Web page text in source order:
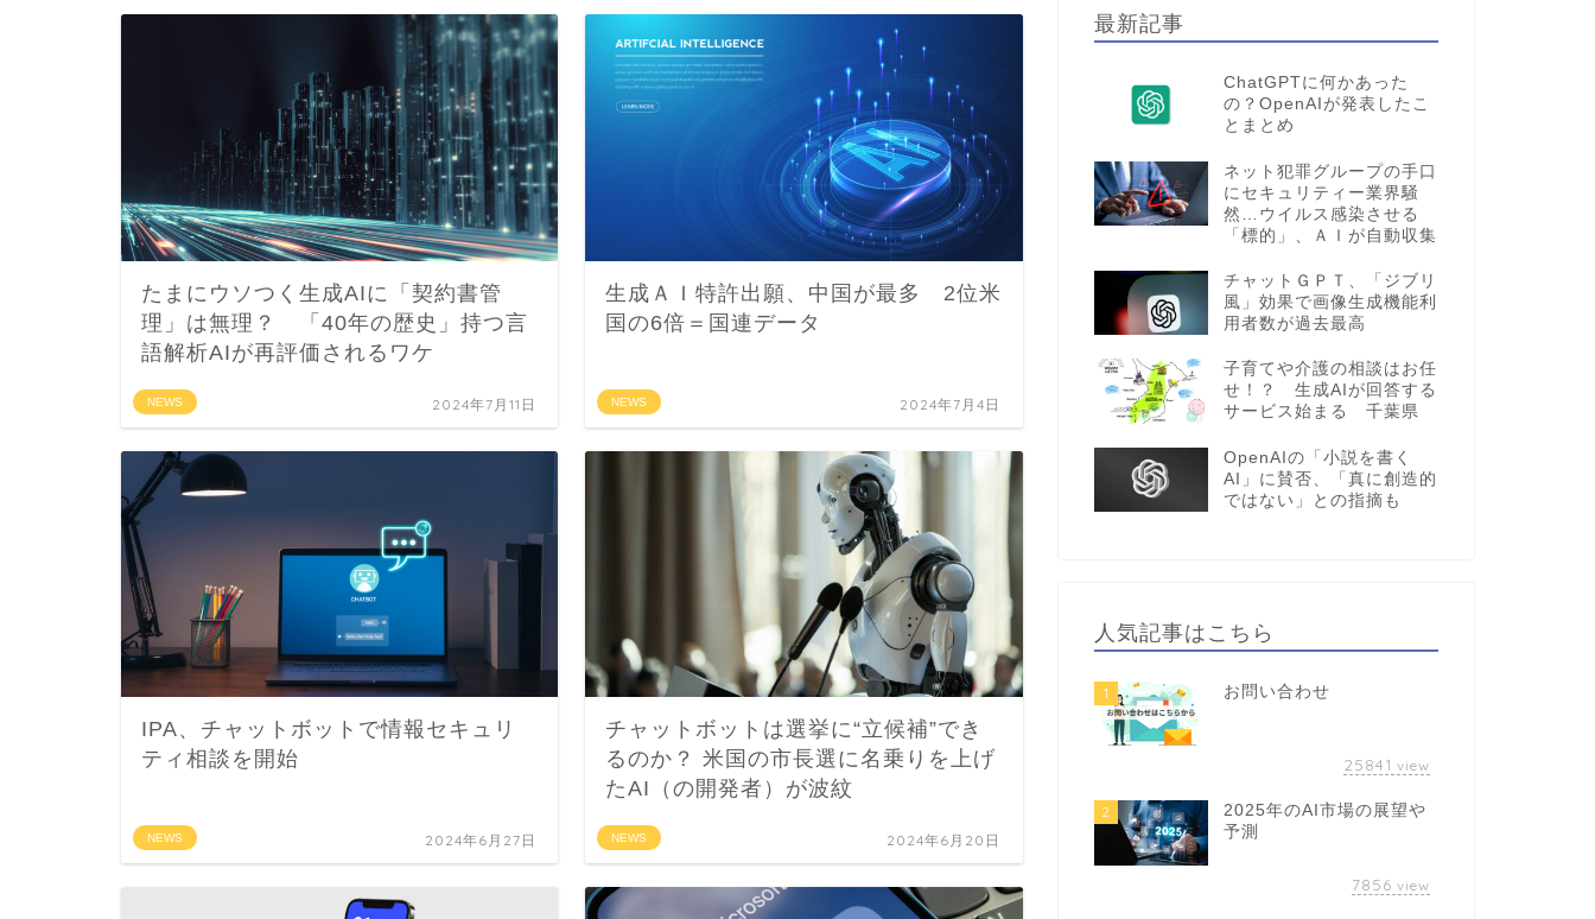
NEWS
たまにウソつく生成AIに「契約書管
理」は無理？ 「40年の歴史」持つ言
語解析AIが再評価されるワケ
2024年7月11日 NEWS
生成ＡＩ特許出願、中国が最多 2位米
国の6倍＝国連データ
2024年7月4日
NEWS
IPA、チャットボットで情報セキュリ
ティ相談を開始
2024年6月27日 NEWS
チャットボットは選挙に“立候補”でき
るのか？ 米国の市長選に名乗りを上げ
たAI（の開発者）が波紋
2024年6月20日
最新記事
ChatGPTに何かあった
の？OpenAIが発表したこ
とまとめ
ネット犯罪グループの手口
にセキュリティー業界騒
然…ウイルス感染させる
「標的」、ＡＩが自動収集
チャットＧＰＴ、「ジブリ
風」効果で画像生成機能利
用者数が過去最高
子育てや介護の相談はお任
せ！？ 生成AIが回答する
サービス始まる 千葉県
OpenAIの「小説を書く
AI」に賛否、「真に創造的
ではない」との指摘も
人気記事はこちら
1 お問い合わせ
25841 view
2
2025年のAI市場の展望や
予測
7856 view